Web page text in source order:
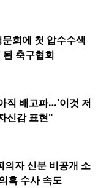
문회에 첫 압수수색
축구협회
직 배고파…'이것 저
신감 표현"
의자 신분 비공개 소
혹 수사 속도